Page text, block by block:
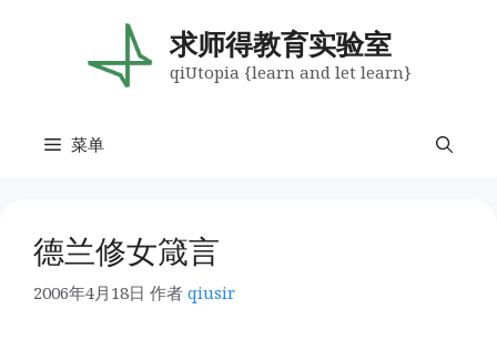
求师得教育实验室
qiUtopia {learn and let learn}
菜单
德兰修女箴言
2006年4月18日 作者 qiusir